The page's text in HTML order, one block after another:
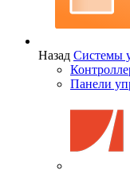
Назад Системы
Панели